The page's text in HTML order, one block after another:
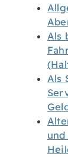
Als
Als